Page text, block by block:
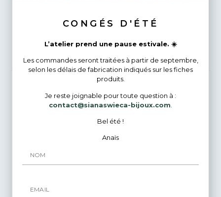
Bijoux Similaires
ÉPUISÉ
CONGÉS D'ÉTÉ
L’atelier prend une pause estivale. ☀️
Les commandes seront traitées à partir de septembre,
selon les délais de fabrication indiqués sur les fiches
produits.
Je reste joignable pour toute question à :
contact@sianaswieca-bijoux.com
Bel été !
Anaïs